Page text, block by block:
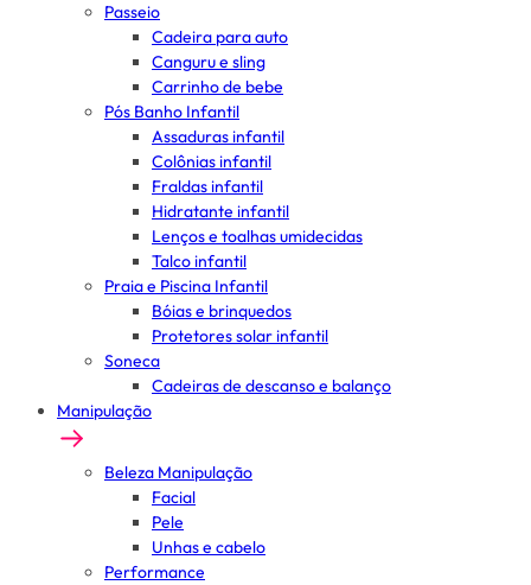
Passeio
Cadeira para auto
Canguru e sling
Carrinho de bebe
Pós Banho Infantil
Assaduras infantil
Colônias infantil
Fraldas infantil
Hidratante infantil
Lenços e toalhas umidecidas
Talco infantil
Praia e Piscina Infantil
Bóias e brinquedos
Protetores solar infantil
Soneca
Cadeiras de descanso e balanço
Manipulação
Beleza Manipulação
Facial
Pele
Unhas e cabelo
Performance